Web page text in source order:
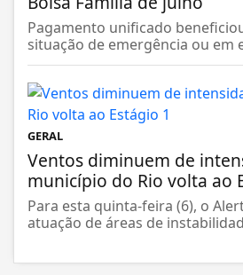
Pagamento unificado
situação de emergência ou em
GERAL
Ventos diminuem de
município do Rio volta ao
Para esta quinta-feira (6), o
atuação de áreas de